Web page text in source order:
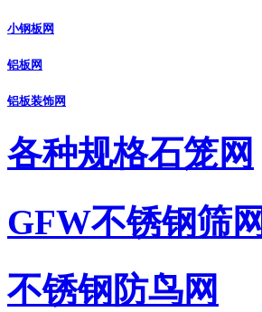
小钢板网
铝板网
铝板装饰网
各种规格石笼网
GFW不锈钢筛网
不锈钢防鸟网